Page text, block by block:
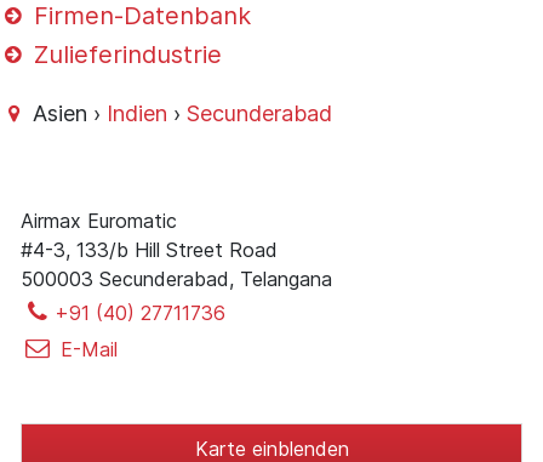
Firmen-Datenbank
Zulieferindustrie
Asien › Indien ›Secunderabad
Airmax Euromatic
#4-3, 133/b Hill Street Road
500003 Secunderabad, Telangana
+91 (40) 27711736
E-Mail
Karte einblenden